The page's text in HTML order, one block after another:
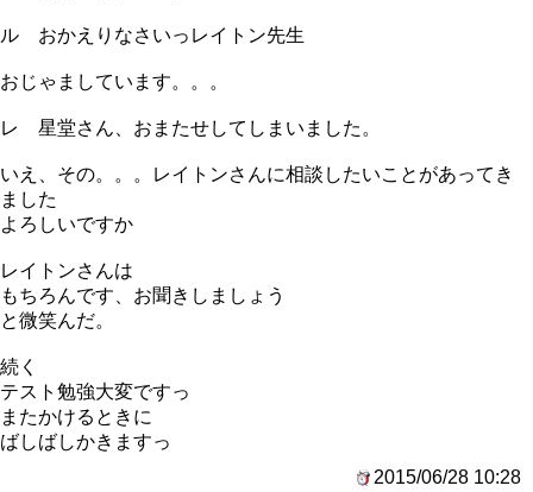
ル おかえりなさいっレイトン先生
おじゃましています。。。
レ 星堂さん、おまたせしてしまいました。
いえ、その。。。レイトンさんに相談したいことがあってき
ました
よろしいですか
レイトンさんは
もちろんです、お聞きしましょう
と微笑んだ。
続く
テスト勉強大変ですっ
またかけるときに
ばしばしかきますっ
2015/06/28 10:28